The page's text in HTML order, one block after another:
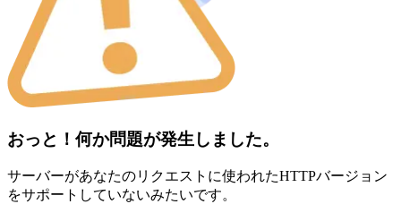
おっと！何か問題が発生しました。
サーバーがあなたのリクエストに使われたHTTPバージョン
をサポートしていないみたいです。